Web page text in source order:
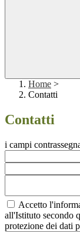
Home >
Contatti
Contatti
i campi
Accetto
all'Istituto secondo
protezione dei dati